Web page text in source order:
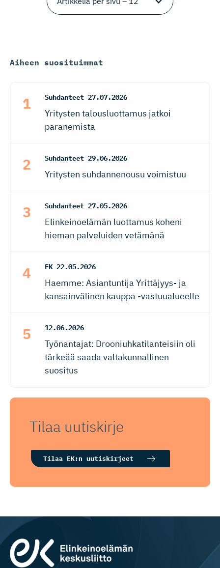
Aiheen suosituimmat
Suhdanteet 27.07.2026
Yritysten talousluottamus jatkoi
paranemista
Suhdanteet 29.06.2026
Yritysten suhdannenousu voimistuu
Suhdanteet 27.05.2026
Elinkeinoelämän luottamus koheni
hieman palveluiden vetämänä
EK 22.05.2026
Haemme: Asiantuntija Yrittäjyys- ja
kansainvälinen kauppa -vastuualueelle
12.06.2026
Työnantajat: Drooniuhkatilanteisiin oli
tärkeää saada valtakunnallinen
suositus
Tilaa uutiskirje
Tilaa EK:n uutiskirjeet